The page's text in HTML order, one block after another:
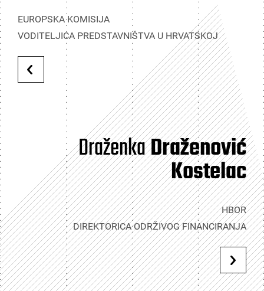
EUROPSKA KOMISIJA
VODITELJICA PREDSTAVNIŠTVA U HRVATSKOJ
DraženkaDraženović
Kostelac
HBOR
DIREKTORICA ODRŽIVOG FINANCIRANJA